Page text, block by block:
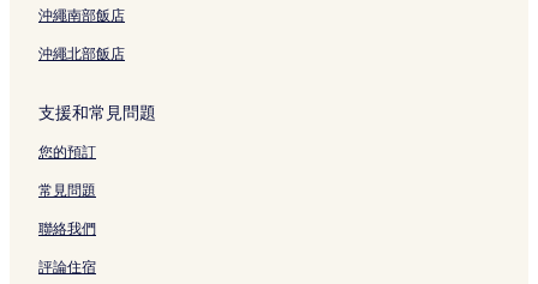
沖繩南部飯店
沖繩北部飯店
支援和常見問題
您的預訂
常見問題
聯絡我們
評論住宿